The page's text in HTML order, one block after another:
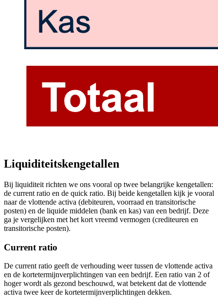
Liquiditeitskengetallen
Bij liquiditeit richten we ons vooral op twee belangrijke kengetallen:
de current ratio en de quick ratio. Bij beide kengetallen kijk je vooral
naar de vlottende activa (debiteuren, voorraad en transitorische
posten) en de liquide middelen (bank en kas) van een bedrijf. Deze
ga je vergelijken met het kort vreemd vermogen (crediteuren en
transitorische posten).
Current ratio
De current ratio geeft de verhouding weer tussen de vlottende activa
en de kortetermijnverplichtingen van een bedrijf. Een ratio van 2 of
hoger wordt als gezond beschouwd, wat betekent dat de vlottende
activa twee keer de kortetermijnverplichtingen dekken.